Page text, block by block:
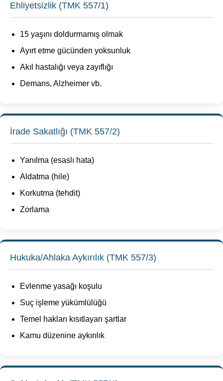
Ehliyetsizlik (TMK 557/1)
15 yaşını doldurmamış olmak
Ayırt etme gücünden yoksunluk
Akıl hastalığı veya zayıflığı
Demans, Alzheimer vb.
İrade Sakatlığı (TMK 557/2)
Yanılma (esaslı hata)
Aldatma (hile)
Korkutma (tehdit)
Zorlama
Hukuka/Ahlaka Aykırılık (TMK 557/3)
Evlenme yasağı koşulu
Suç işleme yükümlülüğü
Temel hakları kısıtlayan şartlar
Kamu düzenine aykırılık